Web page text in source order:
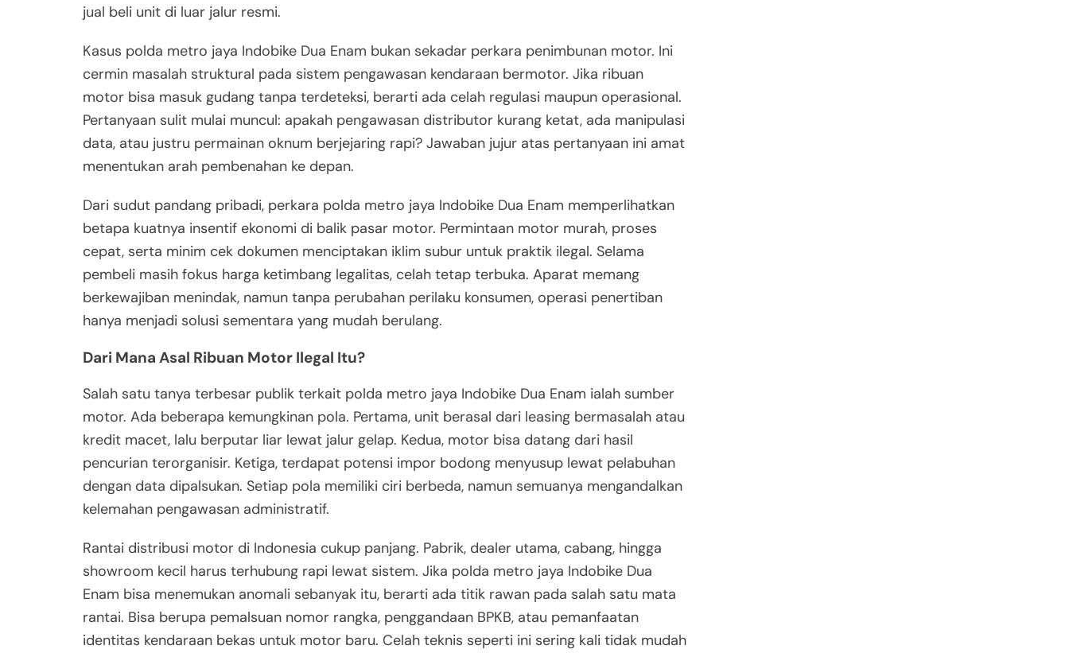
jual beli unit di luar jalur resmi.
Kasus polda metro jaya Indobike Dua Enam bukan sekadar perkara penimbunan motor. Ini
cermin masalah struktural pada sistem pengawasan kendaraan bermotor. Jika ribuan
motor bisa masuk gudang tanpa terdeteksi, berarti ada celah regulasi maupun operasional.
Pertanyaan sulit mulai muncul: apakah pengawasan distributor kurang ketat, ada manipulasi
data, atau justru permainan oknum berjejaring rapi? Jawaban jujur atas pertanyaan ini amat
menentukan arah pembenahan ke depan.
Dari sudut pandang pribadi, perkara polda metro jaya Indobike Dua Enam memperlihatkan
betapa kuatnya insentif ekonomi di balik pasar motor. Permintaan motor murah, proses
cepat, serta minim cek dokumen menciptakan iklim subur untuk praktik ilegal. Selama
pembeli masih fokus harga ketimbang legalitas, celah tetap terbuka. Aparat memang
berkewajiban menindak, namun tanpa perubahan perilaku konsumen, operasi penertiban
hanya menjadi solusi sementara yang mudah berulang.
Dari Mana Asal Ribuan Motor Ilegal Itu?
Salah satu tanya terbesar publik terkait polda metro jaya Indobike Dua Enam ialah sumber
motor. Ada beberapa kemungkinan pola. Pertama, unit berasal dari leasing bermasalah atau
kredit macet, lalu berputar liar lewat jalur gelap. Kedua, motor bisa datang dari hasil
pencurian terorganisir. Ketiga, terdapat potensi impor bodong menyusup lewat pelabuhan
dengan data dipalsukan. Setiap pola memiliki ciri berbeda, namun semuanya mengandalkan
kelemahan pengawasan administratif.
Rantai distribusi motor di Indonesia cukup panjang. Pabrik, dealer utama, cabang, hingga
showroom kecil harus terhubung rapi lewat sistem. Jika polda metro jaya Indobike Dua
Enam bisa menemukan anomali sebanyak itu, berarti ada titik rawan pada salah satu mata
rantai. Bisa berupa pemalsuan nomor rangka, penggandaan BPKB, atau pemanfaatan
identitas kendaraan bekas untuk motor baru. Celah teknis seperti ini sering kali tidak mudah